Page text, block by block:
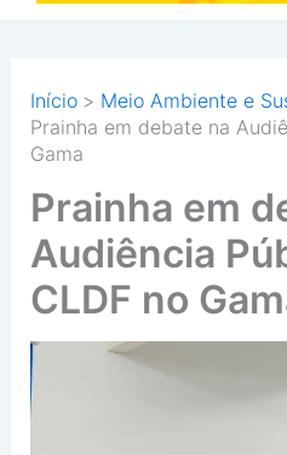
Início
Meio Ambiente e
Prainha em debate na
Gama
Prainha em
Audiência
CLDF no